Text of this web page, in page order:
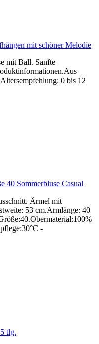
mit schöner Melodie
mit Ball. Sanfte
0 bis 12
40 Sommerbluse Casual
Ärmel mit
53 cm.Armlänge: 40
-
tlg.